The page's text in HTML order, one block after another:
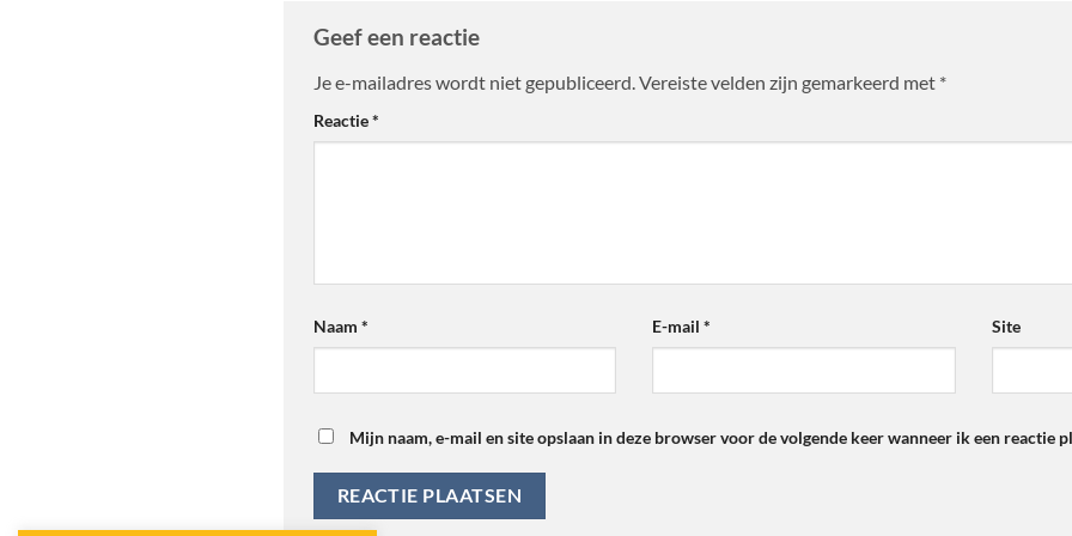
Geef een reactie
Je e-mailadres wordt niet gepubliceerd.Vereiste velden zijn gemarkeerd met *
Reactie*
Naam * E-mail* Site
Mijn naam, e-mail en site opslaan in deze browser voor de volgende keer wanneer ik een reactie
Alternative: